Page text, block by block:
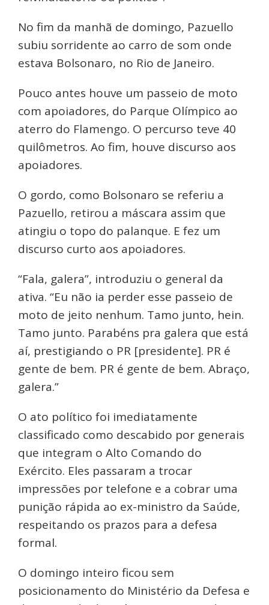
No fim da manhã de domingo, Pazuello
subiu sorridente ao carro de som onde
estava Bolsonaro, no Rio de Janeiro.
Pouco antes houve um passeio de moto
com apoiadores, do Parque Olímpico ao
aterro do Flamengo. O percurso teve 40
quilômetros. Ao fim, houve discurso aos
apoiadores.
O gordo, como Bolsonaro se referiu a
Pazuello, retirou a máscara assim que
atingiu o topo do palanque. E fez um
discurso curto aos apoiadores.
“Fala, galera”, introduziu o general da
ativa. “Eu não ia perder esse passeio de
moto de jeito nenhum. Tamo junto, hein.
Tamo junto. Parabéns pra galera que está
aí, prestigiando o PR [presidente]. PR é
gente de bem. PR é gente de bem. Abraço,
galera.”
O ato político foi imediatamente
classificado como descabido por generais
que integram o Alto Comando do
Exército. Eles passaram a trocar
impressões por telefone e a cobrar uma
punição rápida ao ex-ministro da Saúde,
respeitando os prazos para a defesa
formal.
O domingo inteiro ficou sem
posicionamento do Ministério da Defesa e